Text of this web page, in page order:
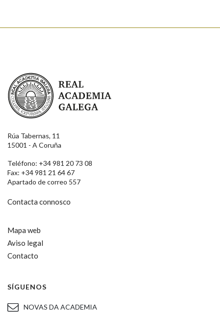
Real Academia Galega
Rúa Tabernas, 11
15001 - A Coruña
Teléfono: +34 981 20 73 08
Fax: +34 981 21 64 67
Apartado de correo 557
Contacta connosco
Mapa web
Aviso legal
Contacto
SÍGUENOS
NOVAS DA ACADEMIA